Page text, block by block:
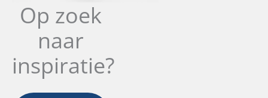
Op zoek
naar
inspiratie?